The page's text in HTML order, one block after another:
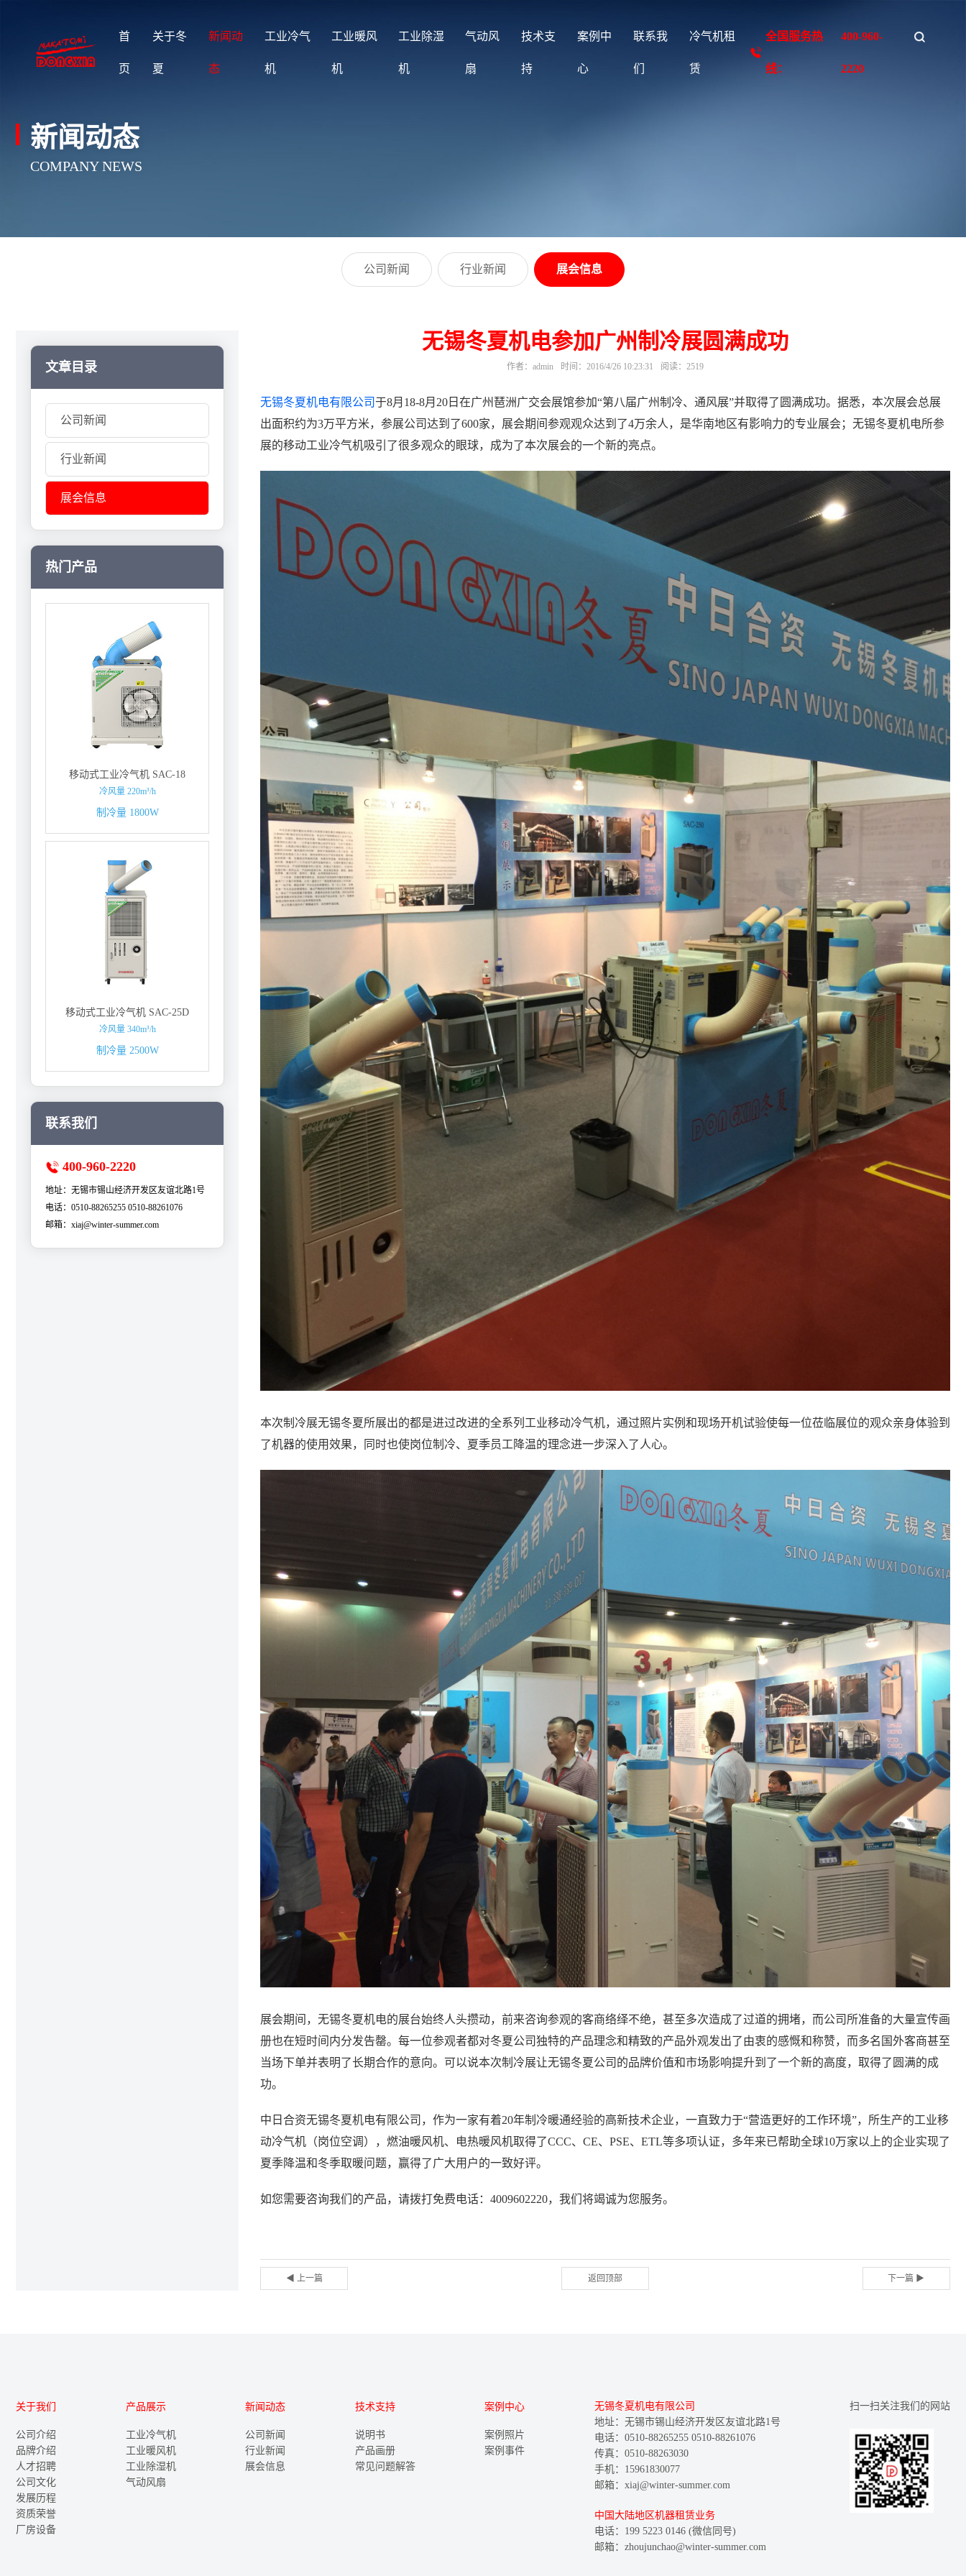
首
页
关于冬
夏
新闻动
态
工业冷气
机
工业暖风
机
工业除湿
机
气动风
扇
技术支
持
案例中
心
联系我
们
冷气机租
赁
全国服务热
线：
400-960-
2220
新闻动态
COMPANY NEWS
公司新闻 行业新闻 展会信息
无锡冬夏机电参加广州制冷展圆满成功
作者：admin 时间：2016/4/26 10:23:31 阅读：2519
无锡冬夏机电有限公司于8月18-8月20日在广州琶洲广交会展馆参加“第八届广州制冷、通风展”并取得了圆满成功。据悉，本次展会总展
出面积约为3万平方米，参展公司达到了600家，展会期间参观观众达到了4万余人，是华南地区有影响力的专业展会；无锡冬夏机电所参
展的移动工业冷气机吸引了很多观众的眼球，成为了本次展会的一个新的亮点。
本次制冷展无锡冬夏所展出的都是进过改进的全系列工业移动冷气机，通过照片实例和现场开机试验使每一位莅临展位的观众亲身体验到
了机器的使用效果，同时也使岗位制冷、夏季员工降温的理念进一步深入了人心。
展会期间，无锡冬夏机电的展台始终人头攒动，前来咨询参观的客商络绎不绝，甚至多次造成了过道的拥堵，而公司所准备的大量宣传画
册也在短时间内分发告罄。每一位参观者都对冬夏公司独特的产品理念和精致的产品外观发出了由衷的感慨和称赞，而多名国外客商甚至
当场下单并表明了长期合作的意向。可以说本次制冷展让无锡冬夏公司的品牌价值和市场影响提升到了一个新的高度，取得了圆满的成
功。
中日合资无锡冬夏机电有限公司，作为一家有着20年制冷暖通经验的高新技术企业，一直致力于“营造更好的工作环境”，所生产的工业移
动冷气机（岗位空调），燃油暖风机、电热暖风机取得了CCC、CE、PSE、ETL等多项认证，多年来已帮助全球10万家以上的企业实现了
夏季降温和冬季取暖问题，赢得了广大用户的一致好评。
如您需要咨询我们的产品，请拨打免费电话：4009602220，我们将竭诚为您服务。
◀ 上一篇 返回顶部 下一篇 ▶
文章目录
公司新闻
行业新闻
展会信息
热门产品
移动式工业冷气机 SAC-18
冷风量 220m³/h
制冷量 1800W
移动式工业冷气机 SAC-25D
冷风量 340m³/h
制冷量 2500W
联系我们
400-960-2220
地址：无锡市锡山经济开发区友谊北路1号
电话：0510-88265255 0510-88261076
邮箱：xiaj@winter-summer.com
关于我们
公司介绍
品牌介绍
人才招聘
公司文化
发展历程
资质荣誉
厂房设备
产品展示
工业冷气机
工业暖风机
工业除湿机
气动风扇
新闻动态
公司新闻
行业新闻
展会信息
技术支持
说明书
产品画册
常见问题解答
案例中心
案例照片
案例事件
无锡冬夏机电有限公司
地址：无锡市锡山经济开发区友谊北路1号
电话：0510-88265255 0510-88261076
传真：0510-88263030
手机：15961830077
邮箱：xiaj@winter-summer.com
中国大陆地区机器租赁业务
电话：199 5223 0146 (微信同号)
邮箱：zhoujunchao@winter-summer.com
扫一扫关注我们的网站